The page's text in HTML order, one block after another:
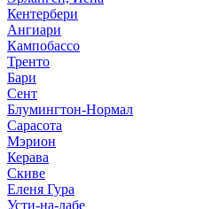
Кентербери
Ангиари
Кампобассо
Тренто
Бари
Сент
Блумингтон-Нормал
Сарасота
Мэрион
Керава
Скиве
Еленя Гура
Усти-на-лабе